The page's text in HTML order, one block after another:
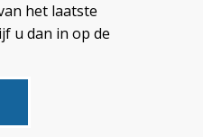
het laatste
u dan in op de